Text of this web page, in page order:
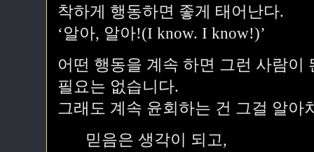
착하게 행동하면 좋게 태어난다.
‘알아, 알아!(I know. I know!)’
어떤 행동을 계속 하면 그런 사람이
필요는 없습니다.
그래도 계속 윤회하는 건 그걸 알아
믿음은 생각이 되고,